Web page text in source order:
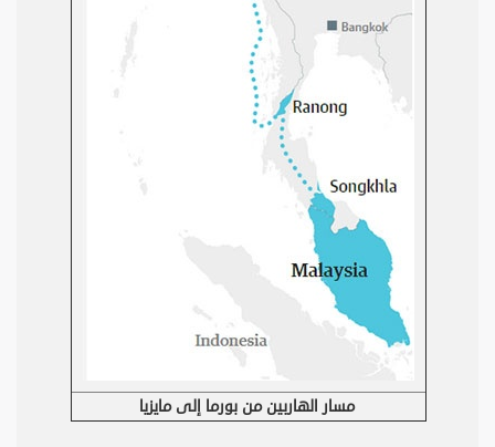
مسار الهاربين من بورما إلى مايزيا